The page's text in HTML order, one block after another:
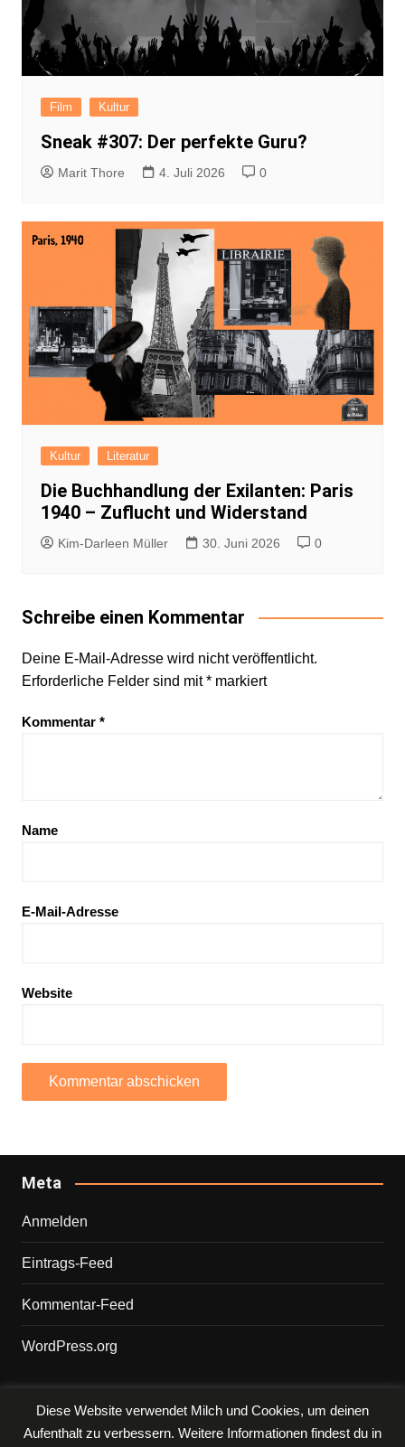
Film Kultur
Sneak #307: Der perfekte Guru?
Marit Thore 4. Juli 2026 0
Kultur Literatur
Die Buchhandlung der Exilanten: Paris
1940 – Zuflucht und Widerstand
Kim-Darleen Müller 30. Juni 2026 0
Schreibe einen Kommentar
Deine E-Mail-Adresse wird nicht veröffentlicht.
Erforderliche Felder sind mit*markiert
Kommentar *
Name
E-Mail-Adresse
Website
Meta
Anmelden
Eintrags-Feed
Kommentar-Feed
WordPress.org
Copyright © 2026 PHILIPP. Alle Rechte vorbehalten.
Diese Website verwendet Milch und Cookies, um deinen
Aufenthalt zu verbessern. Weitere Informationen findest du in